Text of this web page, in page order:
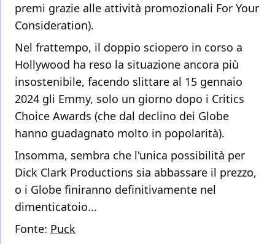
premi grazie alle attività promozionali For Your
Consideration).
Nel frattempo, il doppio sciopero in corso a
Hollywood ha reso la situazione ancora più
insostenibile, facendo slittare al 15 gennaio
2024 gli Emmy, solo un giorno dopo i Critics
Choice Awards (che dal declino dei Globe
hanno guadagnato molto in popolarità).
Insomma, sembra che l'unica possibilità per
Dick Clark Productions sia abbassare il prezzo,
o i Globe finiranno definitivamente nel
dimenticatoio...
Fonte: Puck